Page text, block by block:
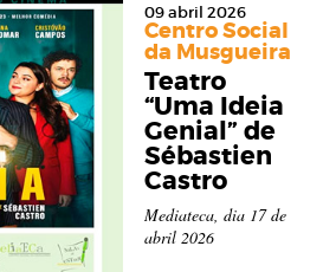
09 abril 2026
Centro Social
da Musgueira
Teatro
“Uma Ideia
Genial” de
Sébastien
Castro
Mediateca, dia 17 de
abril 2026